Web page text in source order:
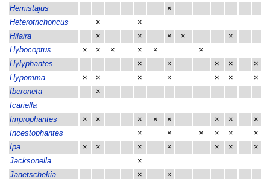
Hemistajus
×
Heterotrichoncus
×
×
Hilaira
× × × ×
×
Hybocoptus
× × × × ×
×
Hylyphantes
× × × ×
×
Hypomma
× × × × × × ×
Iberoneta
×
Icariella
Improphantes
× × × × × × ×
×
Incestophantes
× × × × ×
×
Ipa
× × × × × × ×
Jacksonella
×
Janetschekia
×
×